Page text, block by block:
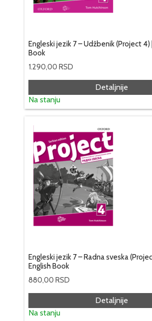
Engleski jezik 7 – Udžbenik (Project 4)
Book
1.290,00 RSD
Detaljnije
Na stanju
Engleski jezik 7 – Radna sveska
English Book
880,00 RSD
Detaljnije
Na stanju